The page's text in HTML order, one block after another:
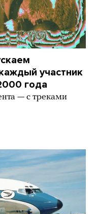
участник
года
— с треками